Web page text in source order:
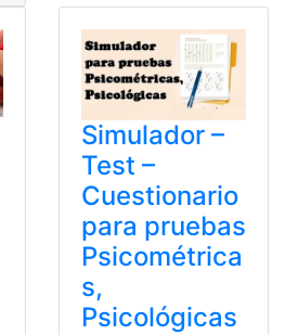
Simulador –
Test –
Cuestionario
para pruebas
Psicométrica
s,
Psicológicas